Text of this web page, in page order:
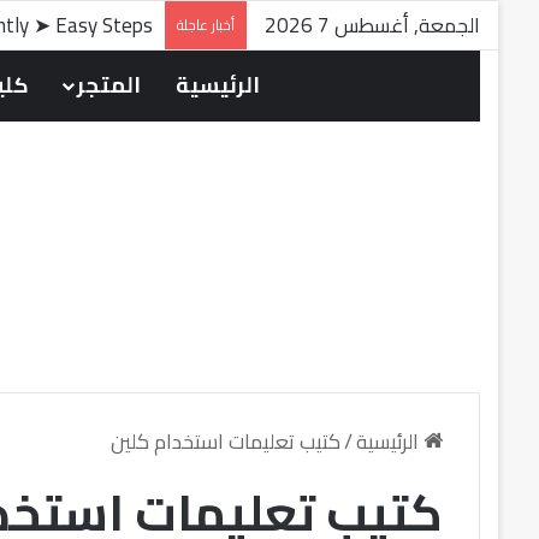
الجمعة, أغسطس 7 2026 أخبار عاجلة ➤ Easy Steps
الرئيسية المتجر
الرئيسية/كتيب تعليمات استخدام كلين
كتيب تعليمات